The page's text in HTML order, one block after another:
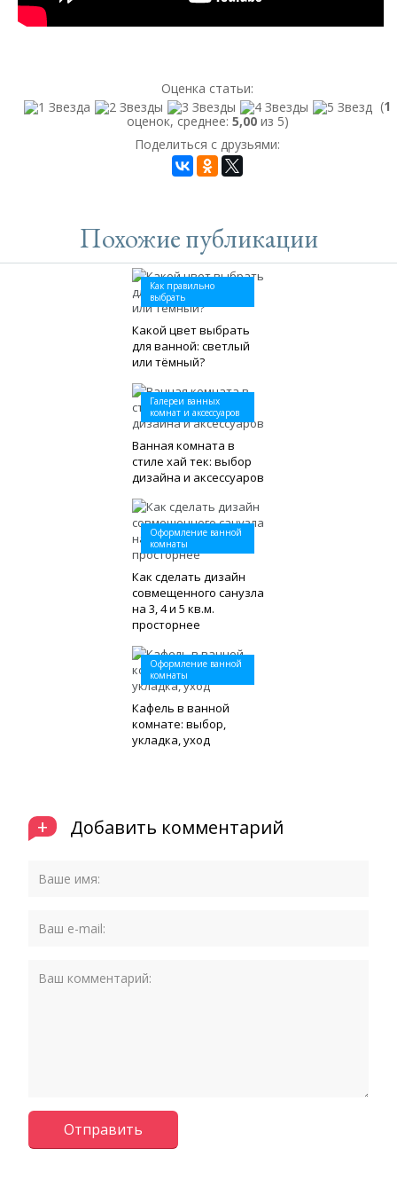
Оценка статьи:
(1
оценок, среднее: 5,00из 5)
Поделиться с друзьями:
Похожие публикации
Как правильно
выбрать
Какой цвет выбрать
для ванной: светлый
или тёмный?
Галереи ванных
комнат и аксессуаров
Ванная комната в
стиле хай тек: выбор
дизайна и аксессуаров
Оформление ванной
комнаты
Как сделать дизайн
совмещенного санузла
на 3, 4 и 5 кв.м.
просторнее
Оформление ванной
комнаты
Кафель в ванной
комнате: выбор,
укладка, уход
+ Добавить комментарий